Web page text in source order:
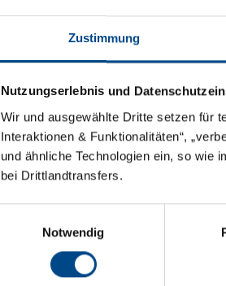
Zustimmung
Nutzungserlebnis und
Wir und ausgewählte Dritte setzen für
Interaktionen & Funktionalitäten“,
und ähnliche Technologien ein, so wie
bei Drittlandtransfers.
Notwendig